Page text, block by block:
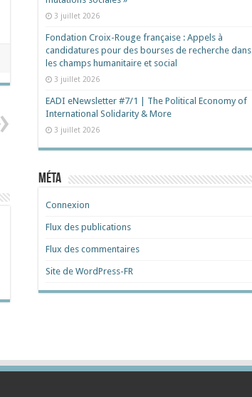
3 juillet 2026
Fondation Croix-Rouge française : Appels à
candidatures pour des bourses de recherche dans
les champs humanitaire et social
3 juillet 2026
EADI eNewsletter #7/1 | The Political Economy of
International Solidarity & More
3 juillet 2026
Méta
Connexion
Flux des publications
Flux des commentaires
Site de WordPress-FR